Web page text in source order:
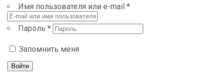
Имя пользователя или e-mail *
Пароль *
Запомнить меня
Войти